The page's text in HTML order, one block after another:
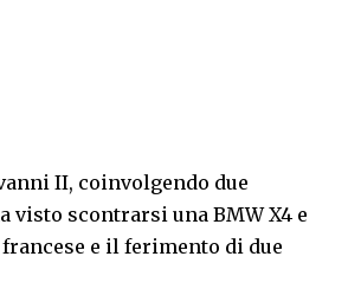
II, coinvolgendo due
visto scontrarsi una BMW X4 e
e il ferimento di due